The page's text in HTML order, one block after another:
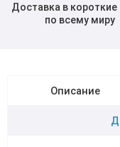
Доставка в короткие
по всему миру
Описание